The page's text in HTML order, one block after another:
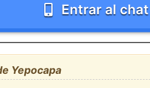
Entrar al
Yepocapa